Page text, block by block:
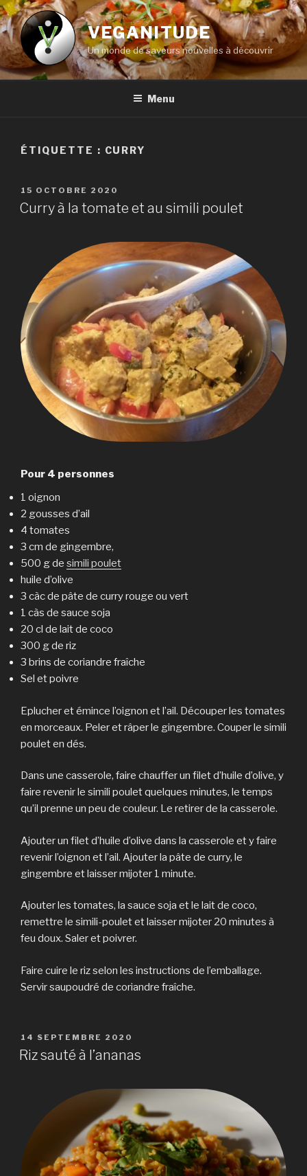
Aller
au
contenu
principal
VEGANITUDE
Un monde de saveurs nouvelles à découvrir
Menu
ÉTIQUETTE : CURRY
PUBLIÉ
LE
15 OCTOBRE 2020
Curry à la tomate et au simili poulet
Pour 4 personnes
1 oignon
2 gousses d’ail
4 tomates
3 cm de gingembre,
500 g de simili poulet
huile d’olive
3 càc de pâte de curry rouge ou vert
1 càs de sauce soja
20 cl de lait de coco
300 g de riz
3 brins de coriandre fraîche
Sel et poivre
Eplucher et émince l’oignon et l’ail. Découper les tomates
en morceaux. Peler et râper le gingembre. Couper le simili
poulet en dés.
Dans une casserole, faire chauffer un filet d’huile d’olive, y
faire revenir le simili poulet quelques minutes, le temps
qu’il prenne un peu de couleur. Le retirer de la casserole.
Ajouter un filet d’huile d’olive dans la casserole et y faire
revenir l’oignon et l’ail. Ajouter la pâte de curry, le
gingembre et laisser mijoter 1 minute.
Ajouter les tomates, la sauce soja et le lait de coco,
remettre le simili-poulet et laisser mijoter 20 minutes à
feu doux. Saler et poivrer.
Faire cuire le riz selon les instructions de l’emballage.
Servir saupoudré de coriandre fraîche.
PUBLIÉ
LE
14 SEPTEMBRE 2020
Riz sauté à l’ananas